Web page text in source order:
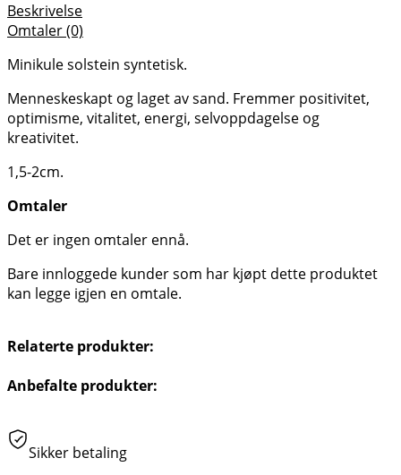
Beskrivelse
Omtaler (0)
Minikule solstein syntetisk.
Menneskeskapt og laget av sand. Fremmer positivitet,
optimisme, vitalitet, energi, selvoppdagelse og
kreativitet.
1,5-2cm.
Omtaler
Det er ingen omtaler ennå.
Bare innloggede kunder som har kjøpt dette produktet
kan legge igjen en omtale.
Relaterte produkter:
Anbefalte produkter:
Sikker betaling